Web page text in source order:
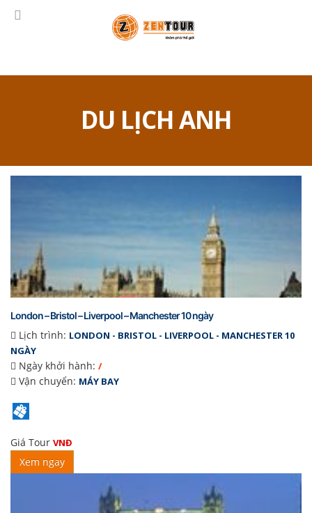
DU LỊCH ANH
London – Bristol – Liverpool – Manchester 10 ngày
Lịch trình: LONDON - BRISTOL - LIVERPOOL - MANCHESTER 10
NGÀY
Ngày khởi hành: /
Vận chuyển: MÁY BAY
Giá Tour VNĐ
Xem ngay